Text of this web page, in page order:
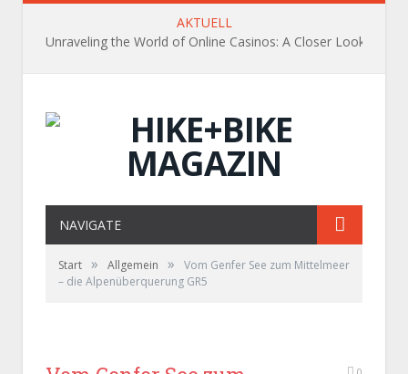
AKTUELL
Unraveling the World of Online Casinos: A Closer Look
NAVIGATE
Start » Allgemein »
Vom Genfer See zum Mittelmeer
– die Alpenüberquerung GR5